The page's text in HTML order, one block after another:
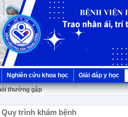
Nghiên cứu khoa học
Giải đáp y học
thường gặp
trình khám bệnh